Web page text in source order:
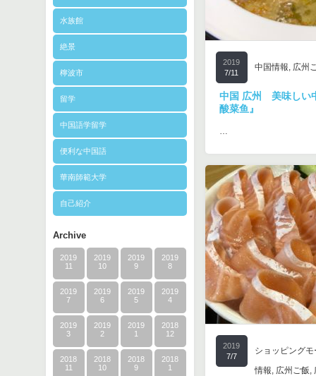
水族館
絶景
檸波市
留学
中国語学留学
便利な中国語
華南師範大学
自己紹介
Archive
2019
11
2019
10
2019
9
2019
8
2019
7
2019
6
2019
5
2019
4
2019
3
2019
2
2019
1
2018
12
2018
11
2018
10
2018
9
2018
1
2019
7/11
中国情報, 広州
中国 広州 美味しい
酸菜鱼』
…
2019
7/7
ショッピングモ
情報, 広州ご飯,